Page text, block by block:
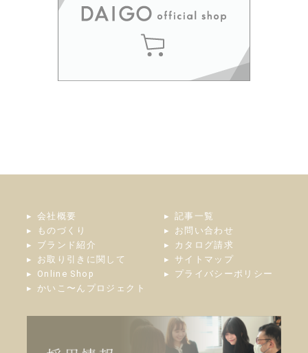
会社概要
ものづくり
ブランド紹介
お取り引きに関して
Online Shop
かいこ〜んプロジェクト
記事一覧
お問い合わせ
カタログ請求
サイトマップ
プライバシーポリシー